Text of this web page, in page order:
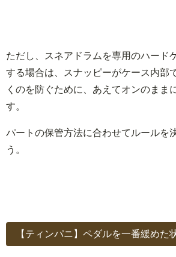
ただし、スネアドラムを専用のハード
する場合は、スナッピーがケース内部
くのを防ぐために、あえてオンのまま
す。
パートの保管方法に合わせてルールを
う。
【ティンパニ】ペダルを一番緩めた